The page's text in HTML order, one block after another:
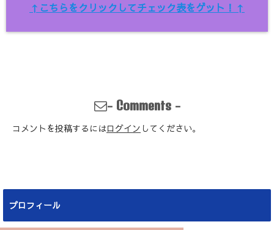
↑こちらをクリックしてチェック表をゲット！↑
- Comments-
コメントを投稿するにはログイン してください。
プロフィール